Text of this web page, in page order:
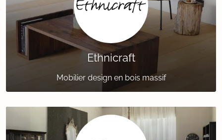
Ethnicraft
Mobilier design en bois massif